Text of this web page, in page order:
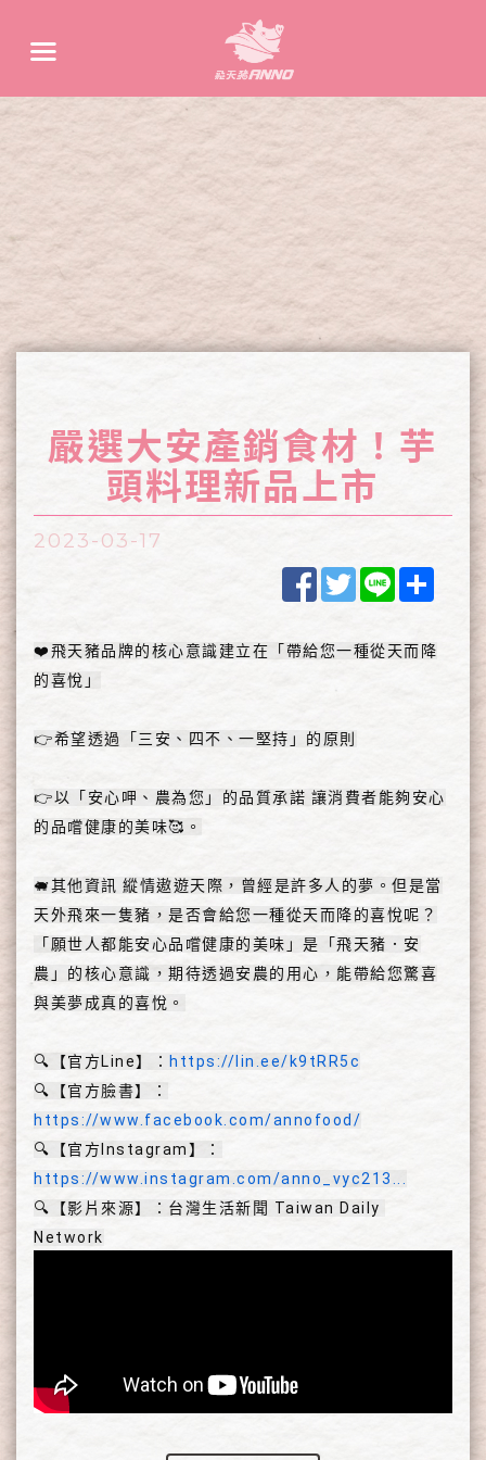
嚴選大安產銷食材！芋
頭料理新品上市
2023-03-17
Facebook
Twitter
Line
❤️飛天豬品牌的核心意識建立在「帶給您一種從天而降
的喜悅」
👉希望透過「三安、四不、一堅持」的原則
👉以「安心呷、農為您」的品質承諾 讓消費者能夠安心
的品嚐健康的美味🥰。
🐖其他資訊 縱情遨遊天際，曾經是許多人的夢。但是當
天外飛來一隻豬，是否會給您一種從天而降的喜悅呢？
「願世人都能安心品嚐健康的美味」是「飛天豬．安
農」的核心意識，期待透過安農的用心，能帶給您驚喜
與美夢成真的喜悅。
🔍【官方Line】： https://lin.ee/k9tRR5c
🔍【官方臉書】：
https://www.facebook.com/annofood/
🔍【官方Instagram】：
https://www.instagram.com/anno_vyc213...
🔍【影片來源】：台灣生活新聞 Taiwan Daily
Network